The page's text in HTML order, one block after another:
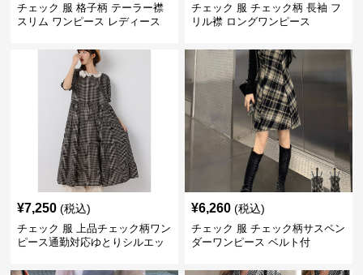
チェック 服 格子柄 テーラー襟
スリム ワンピース レディース
チェック 服 チェック柄 長袖 フ
リル襟 ロングワンピース
¥7,250 (税込)
チェック 服 上品チェック柄ワン
ピース通勤対応ゆとりシルエッ
¥6,260 (税込)
チェック 服 チェック柄サスペン
ダーワンピース ベルト付